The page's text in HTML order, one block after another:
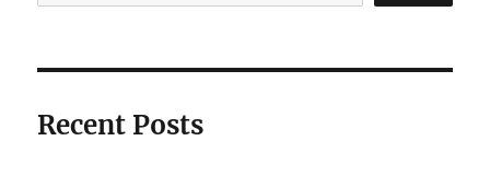
Recent Posts